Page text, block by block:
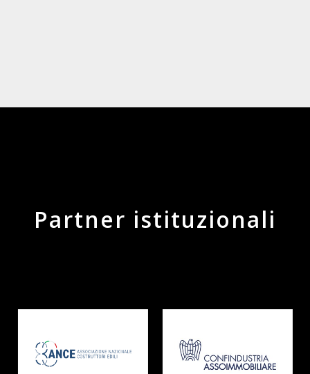
Partner istituzionali